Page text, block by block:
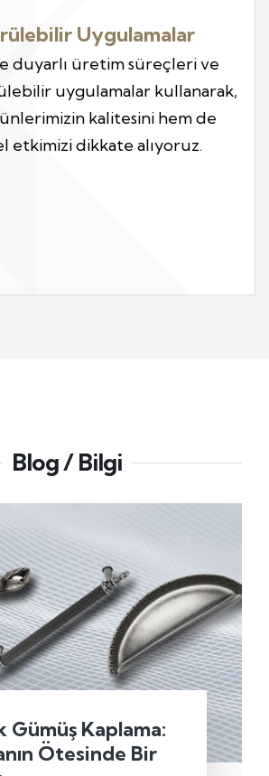
Uygulamalar
duyarlı üretim süreçleri ve
uygulamalar kullanarak,
kalitesini hem de
etkimizi dikkate alıyoruz.
Blog / Bilgi
Gümüş Kaplama:
Ötesinde Bir